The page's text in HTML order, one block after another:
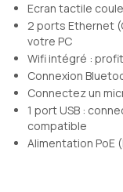
Ecran tactile
2 ports Ethernet
votre PC
Wifi intégré :
Connexion
Connectez un
1 port USB :
compatible
Alimentation PoE